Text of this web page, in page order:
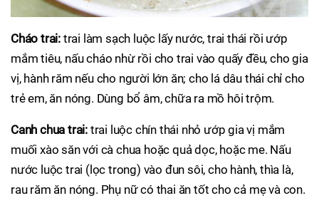
Cháo trai: trai làm sạch luộc lấy nước, trai thái rồi ướp
mắm tiêu, nấu cháo nhừ rồi cho trai vào quấy đều, cho gia
vị, hành răm nếu cho người lớn ăn; cho lá dâu thái chỉ cho
trẻ em, ăn nóng. Dùng bổ âm, chữa ra mồ hôi trộm.
Canh chua trai: trai luộc chín thái nhỏ ướp gia vị mắm
muối xào săn với cà chua hoặc quả dọc, hoặc me. Nấu
nước luộc trai (lọc trong) vào đun sôi, cho hành, thìa là,
rau răm ăn nóng. Phụ nữ có thai ăn tốt cho cả mẹ và con.